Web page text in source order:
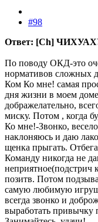
#98
Ответ: [Ch]
По поводу ОКД-это
нормативов сложных
Ком Ко мне! самая
дня жизни в моем
дображелательно,
миску. Потом , когда
Ко мне!-Звонко,
наклоняюсь и даю
щенка прыгать.
Команду никогда не
неприятное(подстрич
позитв. Потом
самую любимую
всегда звонко и
выработать привычку